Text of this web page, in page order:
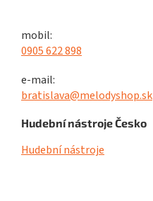
mobil:
0905 622 898
e-mail:
bratislava@melodyshop.sk
Hudební nástroje Česko
Hudební nástroje